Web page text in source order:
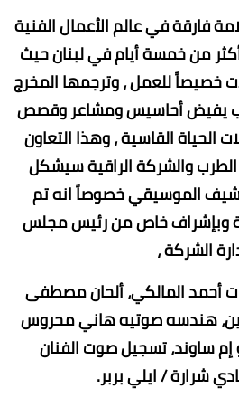
فارقة في عالم الأعمال الفنية
من خمسة أيام في لبنان حيث
خصيصاً للعمل ، وترجمها المخرج
يفيض أحاسيس ومشاعر وقصص
الحياة القاسية ، وهذا التعاون
والشركة الراقية سيشكل
الموسيقي خصوصاً انه تم
وبإشراف خاص من رئيس مجلس
الشركة ،
أحمد المالكي، ألحان مصطفى
هندسه صوتيه هاني محروس
ساوند، تسجيل صوت الفنان
شرارة / ايلي بربر.